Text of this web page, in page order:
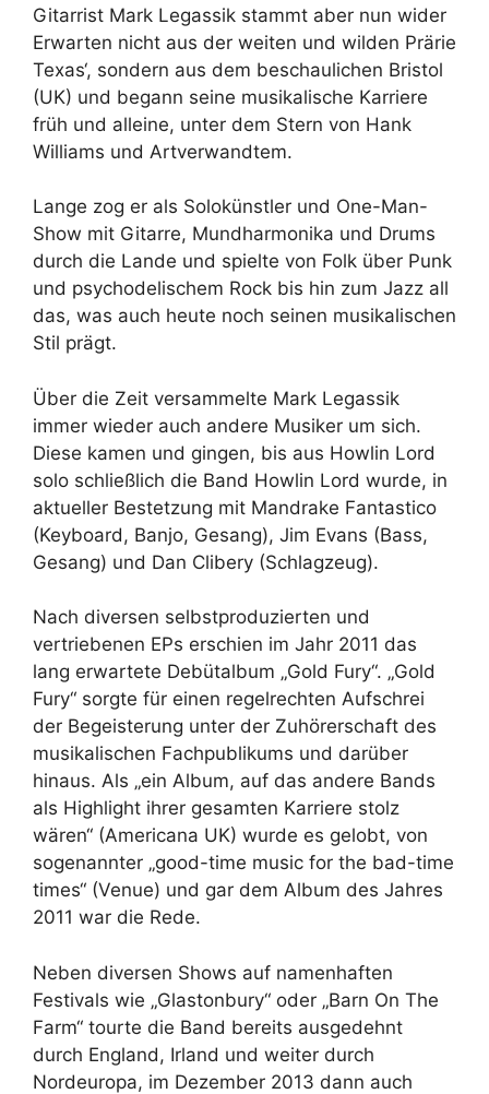
Gitarrist Mark Legassik stammt aber nun wider
Erwarten nicht aus der weiten und wilden Prärie
Texas‘, sondern aus dem beschaulichen Bristol
(UK) und begann seine musikalische Karriere
früh und alleine, unter dem Stern von Hank
Williams und Artverwandtem.
Lange zog er als Solokünstler und One-Man-
Show mit Gitarre, Mundharmonika und Drums
durch die Lande und spielte von Folk über Punk
und psychodelischem Rock bis hin zum Jazz all
das, was auch heute noch seinen musikalischen
Stil prägt.
Über die Zeit versammelte Mark Legassik
immer wieder auch andere Musiker um sich.
Diese kamen und gingen, bis aus Howlin Lord
solo schließlich die Band Howlin Lord wurde, in
aktueller Bestetzung mit Mandrake Fantastico
(Keyboard, Banjo, Gesang), Jim Evans (Bass,
Gesang) und Dan Clibery (Schlagzeug).
Nach diversen selbstproduzierten und
vertriebenen EPs erschien im Jahr 2011 das
lang erwartete Debütalbum „Gold Fury“. „Gold
Fury“ sorgte für einen regelrechten Aufschrei
der Begeisterung unter der Zuhörerschaft des
musikalischen Fachpublikums und darüber
hinaus. Als „ein Album, auf das andere Bands
als Highlight ihrer gesamten Karriere stolz
wären“ (Americana UK) wurde es gelobt, von
sogenannter „good-time music for the bad-time
times“ (Venue) und gar dem Album des Jahres
2011 war die Rede.
Neben diversen Shows auf namenhaften
Festivals wie „Glastonbury“ oder „Barn On The
Farm“ tourte die Band bereits ausgedehnt
durch England, Irland und weiter durch
Nordeuropa, im Dezember 2013 dann auch